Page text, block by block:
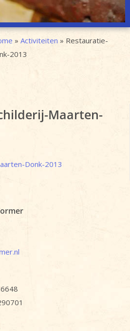
» Activiteiten » Restauratie-
2013
Maarten-
Donk-2013